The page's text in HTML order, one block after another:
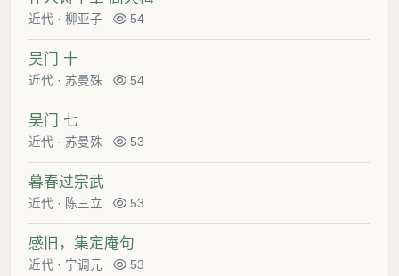
近代 · 柳亚子 54
吴门 十
近代 · 苏曼殊 54
吴门 七
近代 · 苏曼殊 53
暮春过宗武
近代 · 陈三立 53
感旧，集定庵句
近代 · 宁调元 53